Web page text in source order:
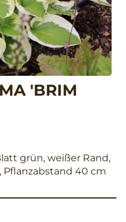
'BRIM
grün, weißer Rand,
40 cm